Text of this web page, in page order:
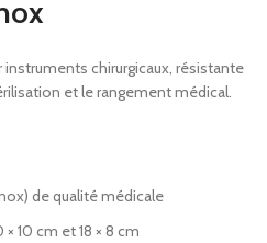
instruments chirurgicaux, résistante
et le rangement médical.
de qualité médicale
10 cm et 18 × 8 cm